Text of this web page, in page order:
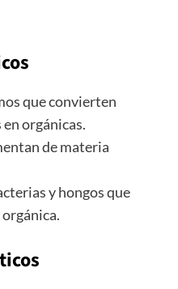
que convierten
orgánicas.
de materia
y hongos que